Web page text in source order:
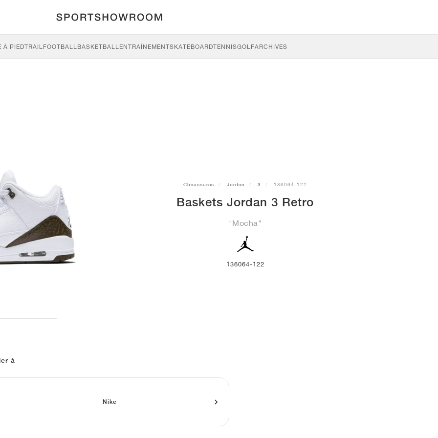
À PIEDTRAILFOOTBALLBASKETBALLENTRAÎNEMENTSKATEBOARDTENNISGOLFARCHIVES
Chaussures Jordan 3 136064-122
Baskets Jordan 3 Retro
"Mocha"
136064-122
à
Nike